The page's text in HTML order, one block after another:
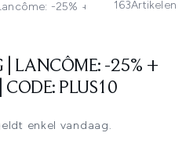
-25% + Extra 10% | Code:
163Artikelen
LANCÔME: -25% +
PLUS10
enkel vandaag.